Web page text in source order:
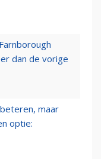
dan de vorige
maar
optie: